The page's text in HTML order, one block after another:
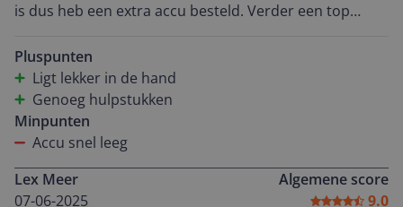
is dus heb een extra accu besteld. Verder een top
Pluspunten
Ligt lekker in de hand
Genoeg hulpstukken
Minpunten
Accu snel leeg
Lex Meer
07-06-2025
Algemene score
9.0